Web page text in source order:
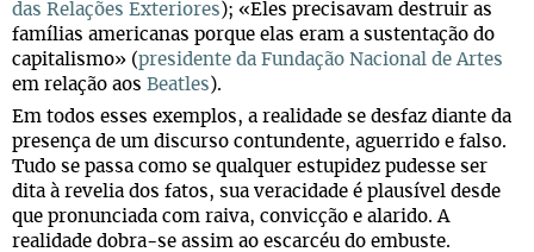
das Relações Exteriores ); «Eles precisavam destruir as
famílias americanas porque elas eram a sustentação do
capitalismo» (presidente da Fundação Nacional de Artes
em relação aos Beatles ).
Em todos esses exemplos, a realidade se desfaz diante da
presença de um discurso contundente, aguerrido e falso.
Tudo se passa como se qualquer estupidez pudesse ser
dita à revelia dos fatos, sua veracidade é plausível desde
que pronunciada com raiva, convicção e alarido. A
realidade dobra-se assim ao escarcéu do embuste.